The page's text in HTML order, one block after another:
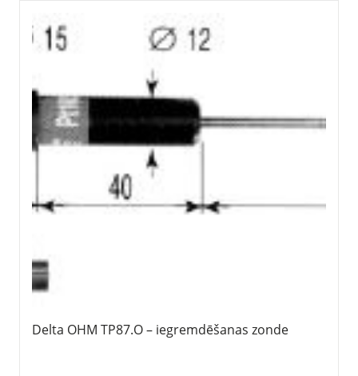
Delta OHM TP87.O – iegremdēšanas zonde